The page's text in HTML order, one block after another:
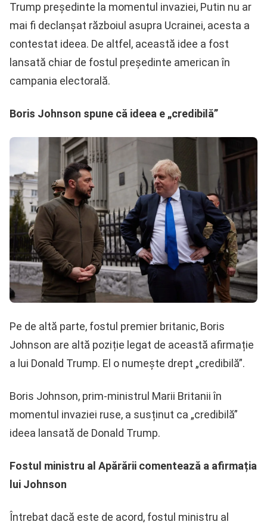
Trump președinte la momentul invaziei, Putin nu ar
mai fi declanșat războiul asupra Ucrainei, acesta a
contestat ideea. De altfel, această idee a fost
lansată chiar de fostul președinte american în
campania electorală.
Boris Johnson spune că ideea e „credibilă”
Pe de altă parte, fostul premier britanic, Boris
Johnson are altă poziție legat de această afirmație
a lui Donald Trump. El o numește drept „credibilă”.
Boris Johnson, prim-ministrul Marii Britanii în
momentul invaziei ruse, a susținut ca „credibilă”
ideea lansată de Donald Trump.
Fostul ministru al Apărării comentează a afirmația
lui Johnson
Întrebat dacă este de acord, fostul ministru al